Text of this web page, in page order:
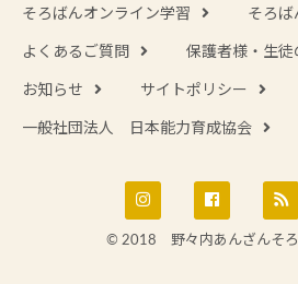
そろばんオンライン学習 そろば
よくあるご質問 保護者様・生徒
お知らせ サイトポリシー
一般社団法人 日本能力育成協会
© 2018 野々内あんざんそろ